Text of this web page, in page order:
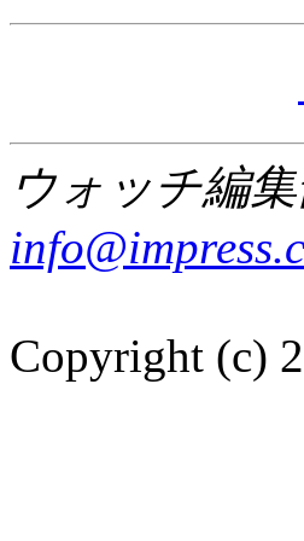
ウォッチ編
Copyright (c)